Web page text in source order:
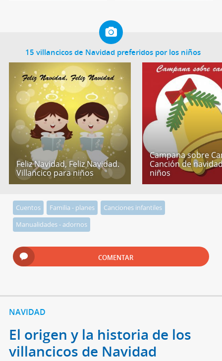
15 villancicos de Navidad preferidos por los niños
Feliz Navidad, Feliz Navidad.
Villancico para niños
Campana sobre
Canción de
niños
Cuentos Familia - planes
Canciones infantiles
Manualidades - adornos
COMENTAR
NAVIDAD
El origen y la historia de los
villancicos de Navidad